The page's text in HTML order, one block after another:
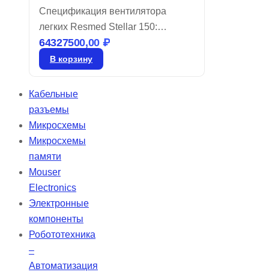
Спецификация вентилятора
легких Resmed Stellar 150:
Разработан для нужд
современных клиник, оснащен
технологиями настройки и
мобильность, удовлетворяя их
64327500,00 ₽
В корзину
Кабельные
разъемы
Микросхемы
Микросхемы
памяти
Mouser
Electronics
Электронные
компоненты
Робототехника
–
Автоматизация